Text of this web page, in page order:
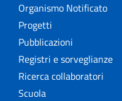
Organismo Notificato
Progetti
Pubblicazioni
Registri e sorveglianze
Ricerca collaboratori
Scuola